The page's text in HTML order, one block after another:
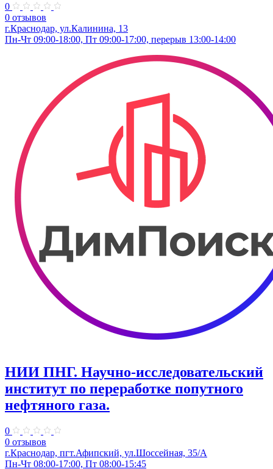
0
0 отзывов
г.Краснодар, ул.Калинина, 13
Пн-Чт 09:00-18:00, Пт 09:00-17:00, перерыв 13:00-14:00
НИИ ПНГ. Научно-исследовательский
институт по переработке попутного
нефтяного газа.
0
0 отзывов
г.Краснодар, пгт.Афипский, ул.Шоссейная, 35/А
Пн-Чт 08:00-17:00, Пт 08:00-15:45